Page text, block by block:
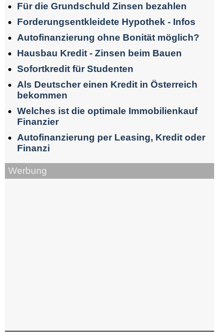
Für die Grundschuld Zinsen bezahlen
Forderungsentkleidete Hypothek - Infos
Autofinanzierung ohne Bonität möglich?
Hausbau Kredit - Zinsen beim Bauen
Sofortkredit für Studenten
Als Deutscher einen Kredit in Österreich
bekommen
Welches ist die optimale Immobilienkauf
Finanzier
Autofinanzierung per Leasing, Kredit oder
Finanzi
Werbung